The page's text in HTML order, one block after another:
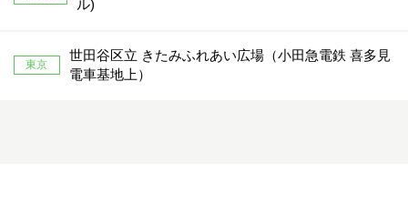
ル)
東京
世田谷区立 きたみふれあい広場（小田急電鉄 喜多見
電車基地上）